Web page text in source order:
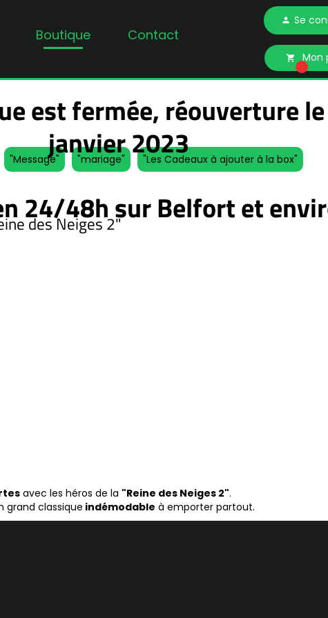
Boutique Contact
person Se
local_grocery_store Mon
est fermée, réouverture
janvier 2023
24/48h sur Belfort et
"Message" "mariage" "Les Cadeaux à ajouter à la box"
des Neiges 2"
avec les héros de la "Reine des Neiges 2".
grand classique indémodable à emporter partout.